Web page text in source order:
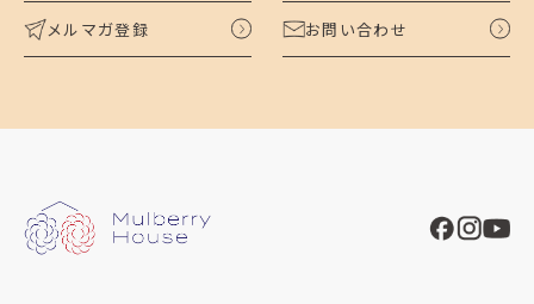
メルマガ登録 お問い合わせ